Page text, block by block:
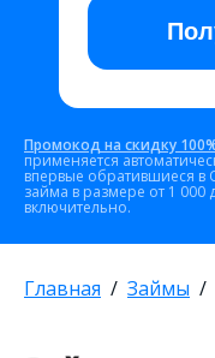
Промокод на скидку
применяется
впервые обратившиеся
займа в размере от 1 000
включительно.
Главная Займы